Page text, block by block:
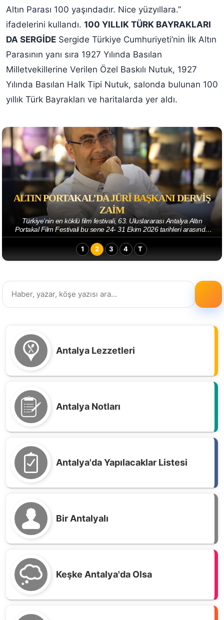
Altın Parası 100 yaşındadır. Nice yüzyıllara.”
ifadelerini kullandı. 100 YILLIK TÜRK BAYRAKLARI
DA SERGİDE Sergide Türkiye Cumhuriyeti’nin İlk Altın
Parasının yanı sıra 1927 Yılında Basılan
Milletvekillerine Verilen Özel Baskılı Nutuk, 1927
Yılında Basılan Halk Tipi Nutuk, salonda bulunan 100
yıllık Türk Bayrakları ve haritalarda yer aldı.
ALTIN PORTAKAL’DA JÜRI BAŞKANI DERVIŞ
ZAIM
Türkiye’nin en köklü film festivali, 63. Uluslararası Antalya Altın
Portakal Film Festivali bu sene 24- 31 Ekim 2026 tarihleri arasında
sinemaseverlerle bulu...
1
2 3 4 T
Antalya Lezzetleri
Antalya Notları
Antalya'da Yapılacaklar Listesi
Bir Antalyalı
Keşke Antalya'da Olsa